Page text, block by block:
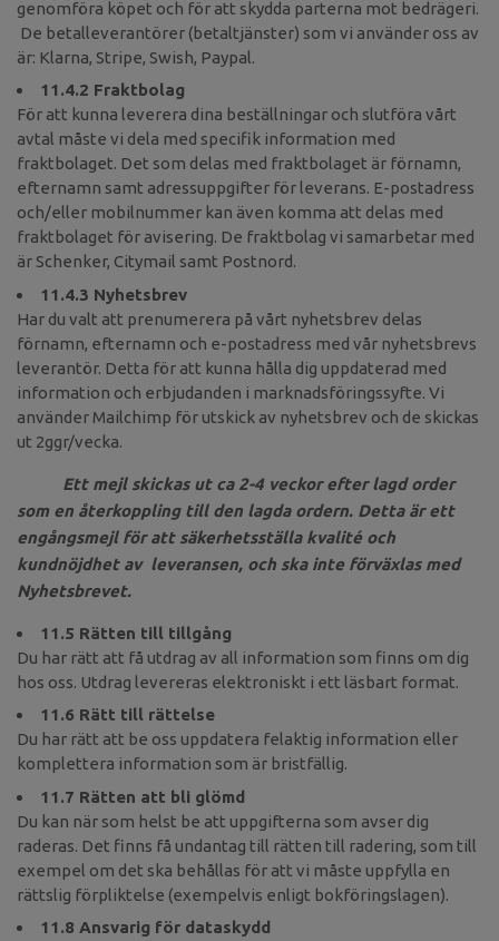
genomföra köpet och för att skydda parterna mot bedrägeri.
De betalleverantörer (betaltjänster) som vi använder oss av
är: Klarna, Stripe, Swish, Paypal.
11.4.2 Fraktbolag
För att kunna leverera dina beställningar och slutföra vårt
avtal måste vi dela med specifik information med
fraktbolaget. Det som delas med fraktbolaget är förnamn,
efternamn samt adressuppgifter för leverans. E-postadress
och/eller mobilnummer kan även komma att delas med
fraktbolaget för avisering. De fraktbolag vi samarbetar med
är Schenker, Citymail samt Postnord.
11.4.3 Nyhetsbrev
Har du valt att prenumerera på vårt nyhetsbrev delas
förnamn, efternamn och e-postadress med vår nyhetsbrevs
leverantör. Detta för att kunna hålla dig uppdaterad med
information och erbjudanden i marknadsföringssyfte. Vi
använder Mailchimp för utskick av nyhetsbrev och de skickas
ut 2ggr/vecka.
Ett mejl skickas ut ca 2-4 veckor efter lagd order
som en återkoppling till den lagda ordern. Detta är ett
engångsmejl för att säkerhetsställa kvalité och
kundnöjdhet av leveransen, och ska inte förväxlas med
Nyhetsbrevet.
11.5 Rätten till tillgång
Du har rätt att få utdrag av all information som finns om dig
hos oss. Utdrag levereras elektroniskt i ett läsbart format.
11.6 Rätt till rättelse
Du har rätt att be oss uppdatera felaktig information eller
komplettera information som är bristfällig.
11.7 Rätten att bli glömd
Du kan när som helst be att uppgifterna som avser dig
raderas. Det finns få undantag till rätten till radering, som till
exempel om det ska behållas för att vi måste uppfylla en
rättslig förpliktelse (exempelvis enligt bokföringslagen).
11.8 Ansvarig för dataskydd